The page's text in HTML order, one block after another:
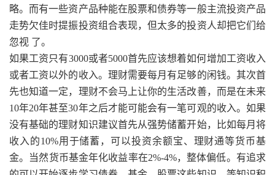
略。而有一些资产品种能在股票和债券等一般主流投资产品
走势欠佳时提振投资组合表现，但太多的投资人却把它们给
忽视 了。
如果工资只有3000或者5000首先应该想着如何增加工资收入
或者工资以外的收入。理财需要每月有足够的闲钱。其次首
先也知道一定，理财不会马上让你的生活改善，而是在未来
10年20年甚至30年之后才能可能会有一笔可观的收入。如果
没有基础的理财知识建议首先从强势储蓄开始，比如每月将
收入的10%用于储蓄，可以投资余额宝、理财通等货币基
金。当然货币基金年化收益率在2%-4%，整体偏低。有追求